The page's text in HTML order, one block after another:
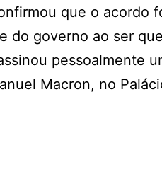
que o acordo
do governo ao ser
pessoalmente
Macron, no